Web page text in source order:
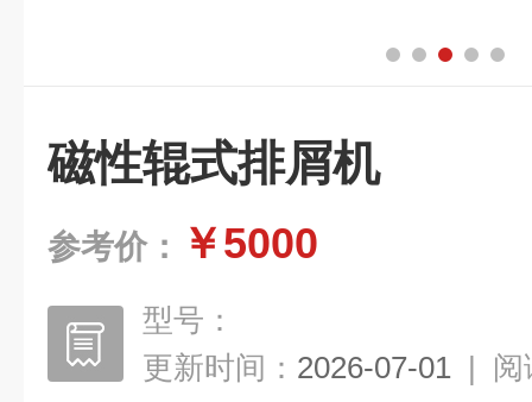
磁性辊式排屑机
参考价： ￥5000
型号：
更新时间： 2026-07-01 | 阅